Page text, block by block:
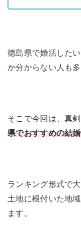
徳島県で婚活した
か分からない人も多
そこで今回は、真
県でおすすめの結
ランキング形式で
土地に根付いた地
ます。